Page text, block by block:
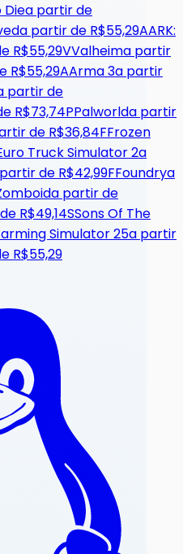
Diea partir de
a partir de R$55,29AARK:
R$55,29VValheima partir
R$55,29AArma 3a partir
partir de
R$73,74PPalworlda partir
de R$36,84FFrozen
Truck Simulator 2a
de R$42,99FFoundrya
a partir de
R$49,14SSons Of The
Simulator 25a partir
R$55,29